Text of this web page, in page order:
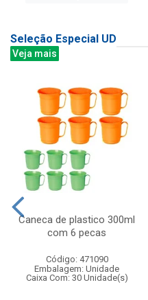
Seleção Especial UD
Veja mais
Caneca de plastico 300ml
com 6 pecas
Código: 471090
Embalagem: Unidade
Caixa Com: 30 Unidade(s)